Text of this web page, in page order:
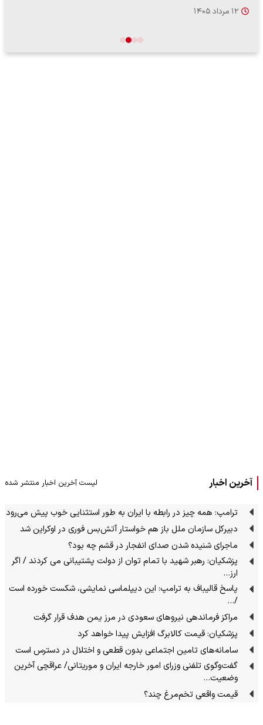
۱۲ مرداد ۱۴۰۵
آخرین اخبار لیست آخرین اخبار منتشر شده
ترامپ: همه چیز در رابطه با ایران به طور استثنایی خوب پیش می‌رود
دبیرکل سازمان ملل باز هم خواستار آتش‌بس فوری در اوکراین شد
ماجرای شنیده شدن صدای انفجار در قشم چه بود؟
پزشکیان: رهبر شهید با تمام توان از دولت پشتیبانی می کردند / اگر
ارز…
پاسخ قالیباف به ترامپ: این دیپلماسی نمایشی، شکست خورده است
/…
مراکز فرماندهی نیروهای سعودی در مرز یمن هدف قرار گرفت
پزشکیان: قیمت کالابرگ افزایش پیدا خواهد کرد
سامانه‌های تامین اجتماعی بدون قطعی و اختلال در دسترس است
گفت‌وگوی تلفنی وزرای امور خارجه ایران و موریتانی/ عراقچی آخرین
وضعیت…
قیمت واقعی تخم‌مرغ چند؟